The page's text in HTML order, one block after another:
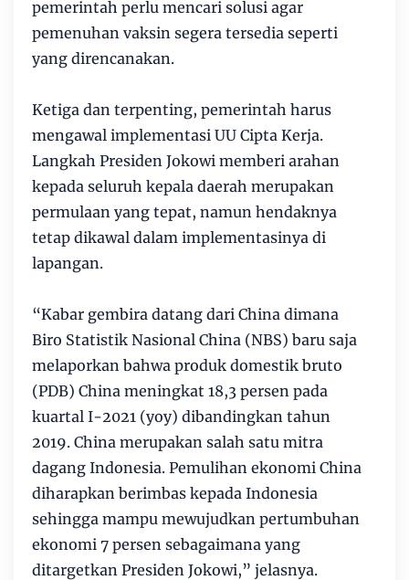
pemerintah perlu mencari solusi agar
pemenuhan vaksin segera tersedia seperti
yang direncanakan.
Ketiga dan terpenting, pemerintah harus
mengawal implementasi UU Cipta Kerja.
Langkah Presiden Jokowi memberi arahan
kepada seluruh kepala daerah merupakan
permulaan yang tepat, namun hendaknya
tetap dikawal dalam implementasinya di
lapangan.
“Kabar gembira datang dari China dimana
Biro Statistik Nasional China (NBS) baru saja
melaporkan bahwa produk domestik bruto
(PDB) China meningkat 18,3 persen pada
kuartal I-2021 (yoy) dibandingkan tahun
2019. China merupakan salah satu mitra
dagang Indonesia. Pemulihan ekonomi China
diharapkan berimbas kepada Indonesia
sehingga mampu mewujudkan pertumbuhan
ekonomi 7 persen sebagaimana yang
ditargetkan Presiden Jokowi,” jelasnya.